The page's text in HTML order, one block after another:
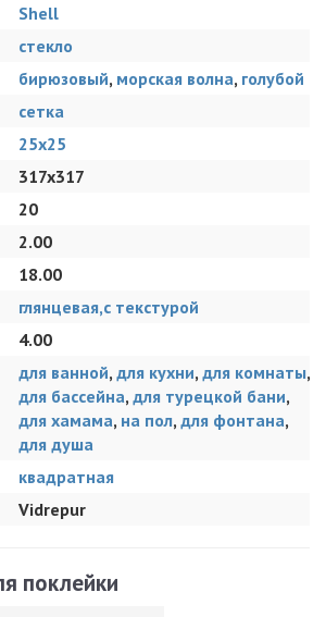
Shell
стекло
бирюзовый, морская волна, голубой
сетка
25x25
317x317
20
2.00
18.00
глянцевая,с текстурой
4.00
для ванной, для кухни, для комнаты,
для бассейна, для турецкой бани,
для хамама, на пол, для фонтана,
для душа
квадратная
Vidrepur
поклейки